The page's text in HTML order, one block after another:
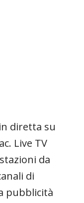
diretta su
Live TV
da
di
pubblicità